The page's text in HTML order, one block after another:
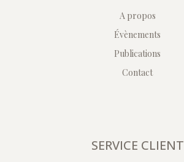
A propos
Évènements
Publications
Contact
SERVICE CLIENT